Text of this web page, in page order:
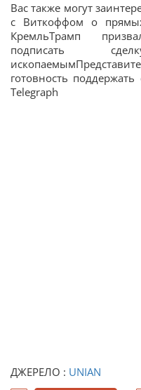
Вас также могут
с Виткоффом о
КремльТрамп
подписать
готовность
Telegraph
ДЖЕРЕЛО : UNIAN